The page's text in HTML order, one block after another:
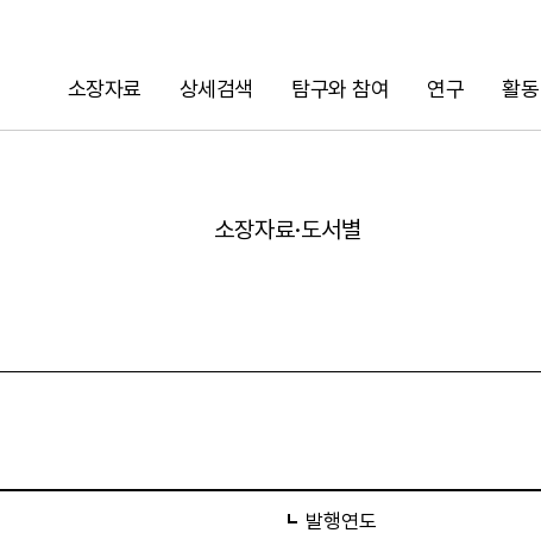
소장자료 상세검색 탐구와 참여 연구 활동
검색
소장자료·도서별
발행연도